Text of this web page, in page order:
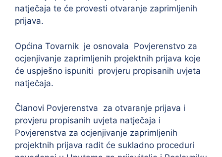
natječaja te će provesti otvaranje zaprimljenih
prijava.
Općina Tovarnik je osnovala Povjerenstvo za
ocjenjivanje zaprimljenih projektnih prijava koje
će uspješno ispuniti provjeru propisanih uvjeta
natječaja.
Članovi Povjerenstva za otvaranje prijava i
provjeru propisanih uvjeta natječaja i
Povjerenstva za ocjenjivanje zaprimljenih
projektnih prijava radit će sukladno proceduri